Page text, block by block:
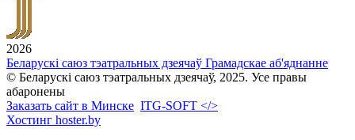
2026
Беларускі саюз тэатральных дзеячаў Грамадскае аб'яднанне
© Беларускі саюз тэатральных дзеячаў, 2025. Усе правы
абаронены
Заказать сайт в Минске ITG-SOFT </>
Хостинг hoster.by